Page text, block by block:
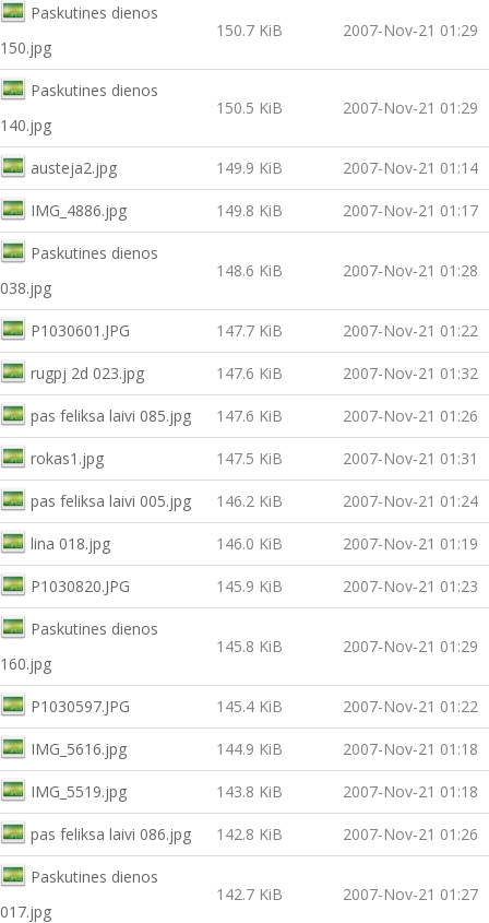
Paskutines dienos
150.jpg
150.7 KiB 2007-Nov-21 01:29
Paskutines dienos
140.jpg
150.5 KiB 2007-Nov-21 01:29
austeja2.jpg 149.9 KiB 2007-Nov-21 01:14
IMG_4886.jpg 149.8 KiB 2007-Nov-21 01:17
Paskutines dienos
038.jpg
148.6 KiB 2007-Nov-21 01:28
P1030601.JPG 147.7 KiB 2007-Nov-21 01:22
rugpj 2d 023.jpg 147.6 KiB 2007-Nov-21 01:32
pas feliksa laivi 085.jpg 147.6 KiB 2007-Nov-21 01:26
rokas1.jpg 147.5 KiB 2007-Nov-21 01:31
pas feliksa laivi 005.jpg 146.2 KiB 2007-Nov-21 01:24
lina 018.jpg 146.0 KiB 2007-Nov-21 01:19
P1030820.JPG 145.9 KiB 2007-Nov-21 01:23
Paskutines dienos
160.jpg
145.8 KiB 2007-Nov-21 01:29
P1030597.JPG 145.4 KiB 2007-Nov-21 01:22
IMG_5616.jpg 144.9 KiB 2007-Nov-21 01:18
IMG_5519.jpg 143.8 KiB 2007-Nov-21 01:18
pas feliksa laivi 086.jpg 142.8 KiB 2007-Nov-21 01:26
Paskutines dienos
017.jpg
142.7 KiB 2007-Nov-21 01:27